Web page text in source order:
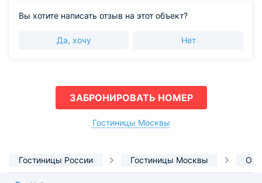
Вы хотите написать отзыв на этот объект?
Да, хочу Нет
ЗАБРОНИРОВАТЬ НОМЕР
Гостиницы Москвы
Гостиницы России Гостиницы Москвы